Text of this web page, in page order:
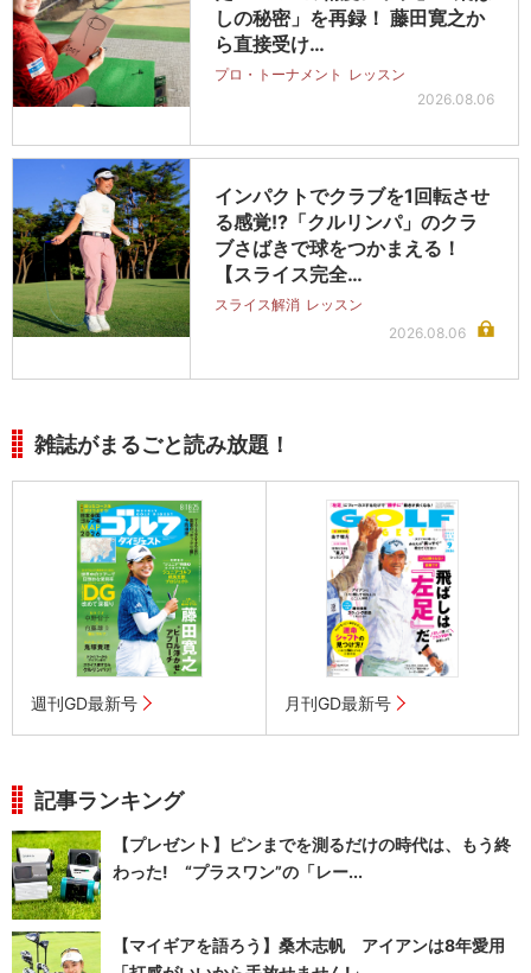
しの秘密」を再録！ 藤田寛之か
ら直接受け…
プロ・トーナメント レッスン
2026.08.06
インパクトでクラブを1回転させ
る感覚!?「クルリンパ」のクラ
ブさばきで球をつかまえる！
【スライス完全…
スライス解消 レッスン
2026.08.06
雑誌がまるごと読み放題！
週刊GD最新号 月刊GD最新号
記事ランキング
【プレゼント】ピンまでを測るだけの時代は、もう終
わった! “プラスワン”の「レー...
【マイギアを語ろう】桑木志帆 アイアンは8年愛用